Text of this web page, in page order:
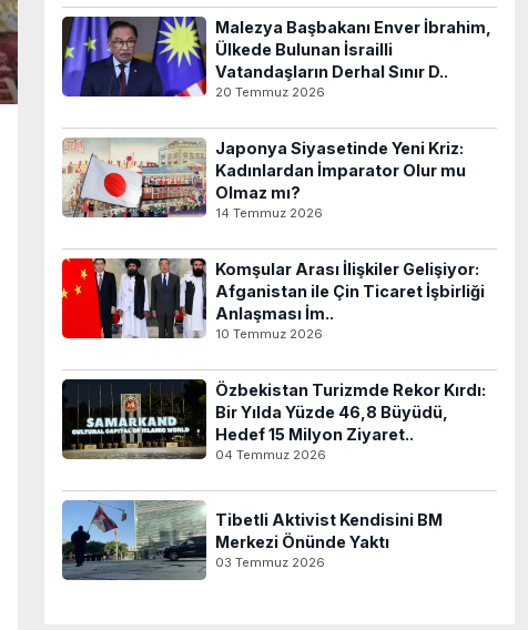
Malezya Başbakanı Enver İbrahim,
Ülkede Bulunan İsrailli
Vatandaşların Derhal Sınır D..
20 Temmuz 2026
Japonya Siyasetinde Yeni Kriz:
Kadınlardan İmparator Olur mu
Olmaz mı?
14 Temmuz 2026
Komşular Arası İlişkiler Gelişiyor:
Afganistan ile Çin Ticaret İşbirliği
Anlaşması İm..
10 Temmuz 2026
Özbekistan Turizmde Rekor Kırdı:
Bir Yılda Yüzde 46,8 Büyüdü,
Hedef 15 Milyon Ziyaret..
04 Temmuz 2026
Tibetli Aktivist Kendisini BM
Merkezi Önünde Yaktı
03 Temmuz 2026